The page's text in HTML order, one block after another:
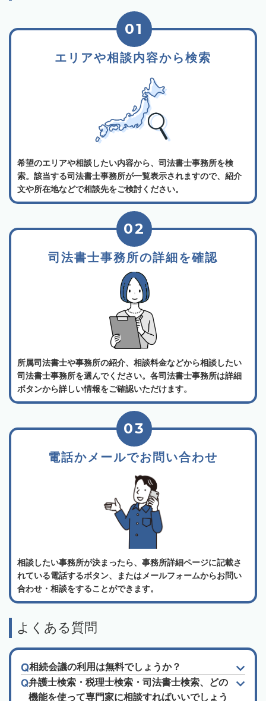
エリアや相談内容から検索
01
希望のエリアや相談したい内容から、司法書士事務所を検
索。該当する司法書士事務所が一覧表示されますので、紹介
文や所在地などで相談先をご検討ください。
司法書士事務所の詳細を確認
02
所属司法書士や事務所の紹介、相談料金などから相談したい
司法書士事務所を選んでください。各司法書士事務所は詳細
ボタンから詳しい情報をご確認いただけます。
電話かメールでお問い合わせ
03
相談したい事務所が決まったら、事務所詳細ページに記載さ
れている電話するボタン、またはメールフォームからお問い
合わせ・相談をすることができます。
よくある質問
相続会議の利用は無料でしょうか？
弁護士検索・税理士検索・司法書士検索、どの
機能を使って専門家に相談すればいいでしょう